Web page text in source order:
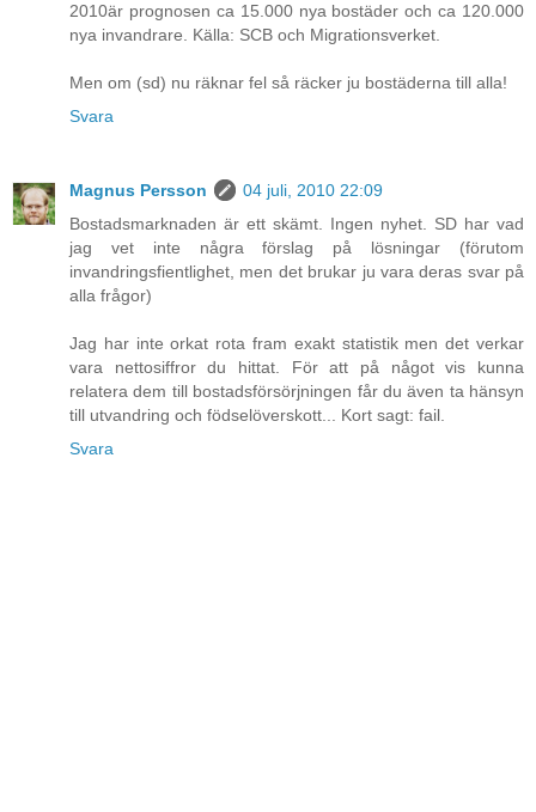
2010är prognosen ca 15.000 nya bostäder och ca 120.000
nya invandrare. Källa: SCB och Migrationsverket.
Men om (sd) nu räknar fel så räcker ju bostäderna till alla!
Svara
Magnus Persson
04 juli, 2010 22:09
Bostadsmarknaden är ett skämt. Ingen nyhet. SD har vad
jag vet inte några förslag på lösningar (förutom
invandringsfientlighet, men det brukar ju vara deras svar på
alla frågor)
Jag har inte orkat rota fram exakt statistik men det verkar
vara nettosiffror du hittat. För att på något vis kunna
relatera dem till bostadsförsörjningen får du även ta hänsyn
till utvandring och födselöverskott... Kort sagt: fail.
Svara